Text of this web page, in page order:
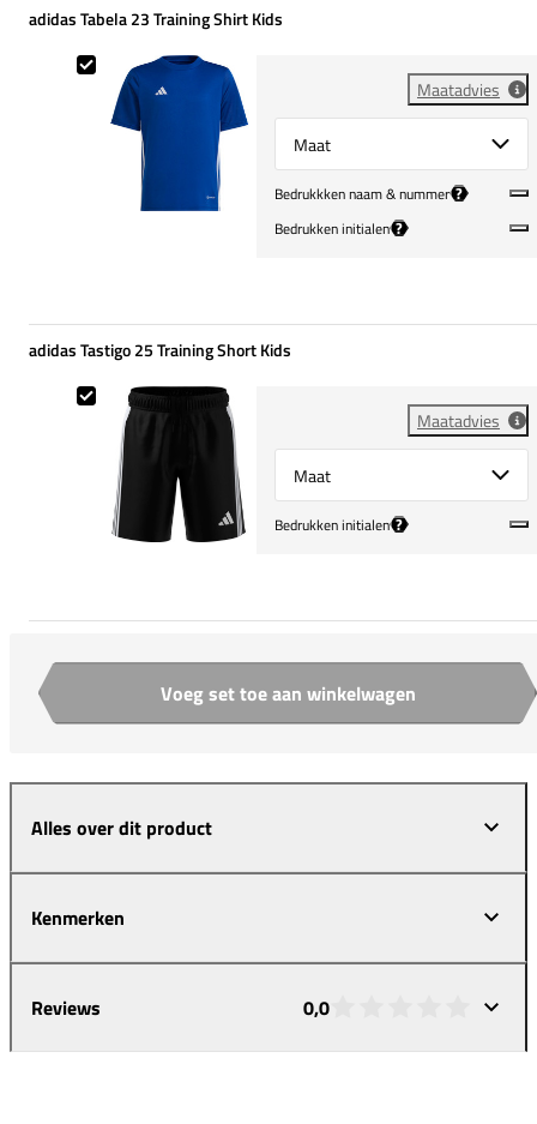
adidas Tabela 23 Training Shirt Kids
Maatadvies
Select {option} for {name}
Bedrukkken naam & nummer ?
Bedrukken initialen ?
adidas Tabela 23 Training Shirt Kids
adidas Tastigo 25 Training Short Kids
Maatadvies
Select {option} for {name}
Bedrukken initialen ?
adidas Tastigo 25 Training Short Kids
Aantal Voeg set toe aan winkelwagen
Alles over dit product
Kenmerken
Reviews 0,0